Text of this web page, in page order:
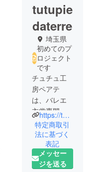
tutupie
daterre
埼玉県
初めてのプ
ロジェクト
です
チュチュ工
房ペアテ
は、バレエ
衣裳専門店
です。主に
Instagram
で、セミ
オーダー＆
レンタル受
https://tutupiedaterre-balletcostumeshop.com/
特定商取引
法に基づく
表記
メッセー
ジを送る